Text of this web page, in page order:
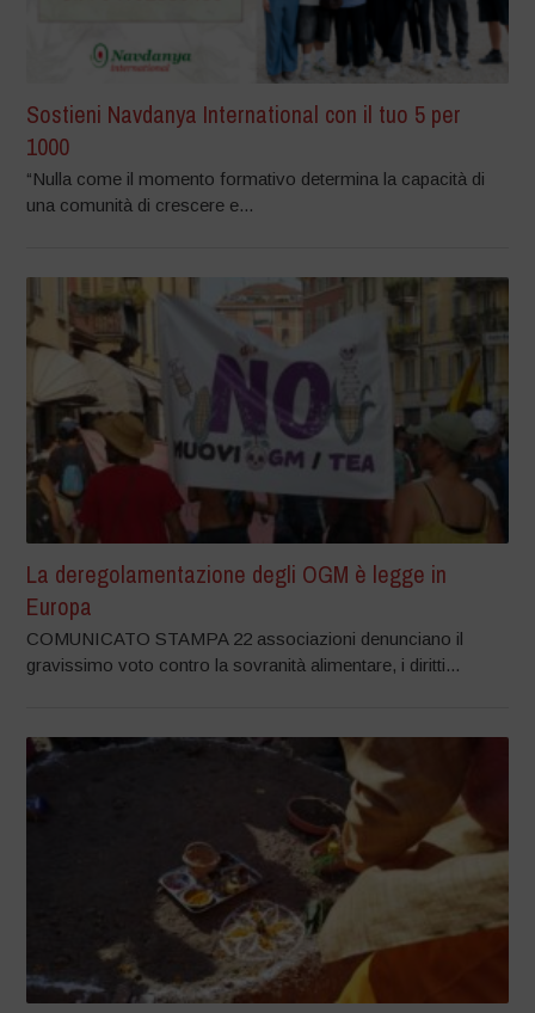
Sostieni Navdanya International con il tuo 5 per
1000
“Nulla come il momento formativo determina la capacità di
una comunità di crescere e...
La deregolamentazione degli OGM è legge in
Europa
COMUNICATO STAMPA 22 associazioni denunciano il
gravissimo voto contro la sovranità alimentare, i diritti...